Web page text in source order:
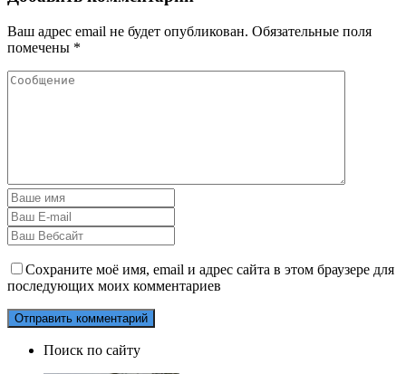
Ваш адрес email не будет опубликован. Обязательные поля
помечены *
Сохраните моё имя, email и адрес сайта в этом браузере для
последующих моих комментариев
Поиск по сайту